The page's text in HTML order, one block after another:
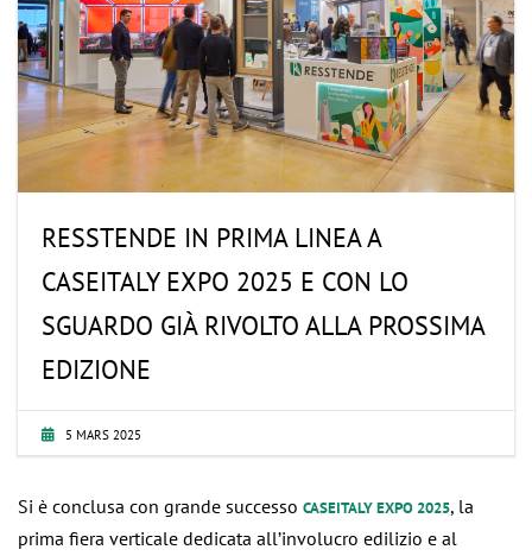
RESSTENDE IN PRIMA LINEA A
CASEITALY EXPO 2025 E CON LO
SGUARDO GIÀ RIVOLTO ALLA PROSSIMA
EDIZIONE
5 MARS 2025
Si è conclusa con grande successo CASEITALY EXPO 2025, la
prima fiera verticale dedicata all’involucro edilizio e al